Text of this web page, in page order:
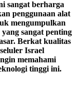
sangat berharga
penggunaan alat
mengumpulkan
sangat penting
Berkat kualitas
Israel
memahami
tinggi ini.